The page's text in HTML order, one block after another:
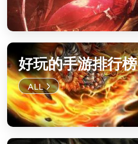
好玩的手游排行榜